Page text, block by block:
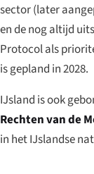
sector (later
en de nog altijd
Protocol als
is gepland in 2028.
IJsland is ook
Rechten van de
in het IJslandse